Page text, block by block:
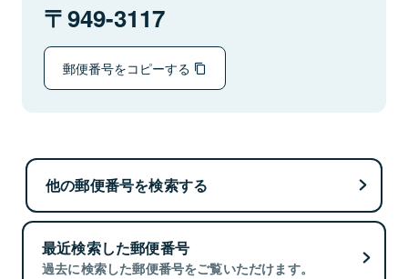
949-3117
郵便番号をコピーする
他の郵便番号を検索する
最近検索した郵便番号
過去に検索した郵便番号をご覧いただけます。